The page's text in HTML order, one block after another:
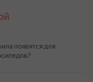
появятся для